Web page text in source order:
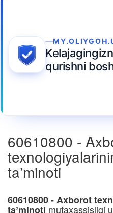
qurishni
60610800 -
taʼminoti
60610800 - Axborot
taʼminoti mutaxassisligi